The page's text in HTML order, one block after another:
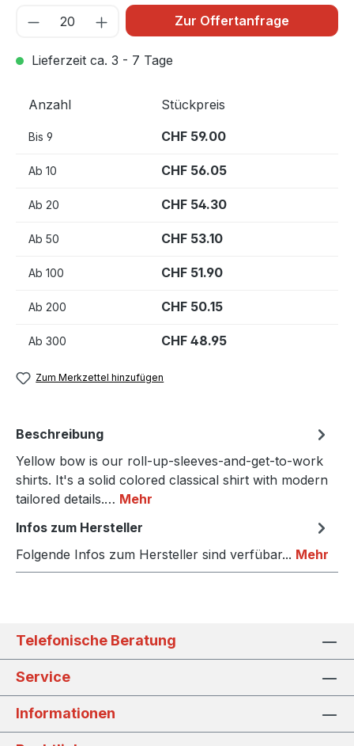
Zur Offertanfrage
Lieferzeit ca. 3 - 7 Tage
Anzahl Stückpreis
Bis 9 CHF 59.00
Ab 10 CHF 56.05
Ab 20 CHF 54.30
Ab 50 CHF 53.10
Ab 100 CHF 51.90
Ab 200 CHF 50.15
Ab 300 CHF 48.95
Zum Merkzettel hinzufügen
Beschreibung
Yellow bow is our roll-up-sleeves-and-get-to-work
shirts. It's a solid colored classical shirt with modern
tailored details.… Mehr
Infos zum Hersteller
Folgende Infos zum Hersteller sind verfübar... Mehr
Telefonische Beratung
Service
Informationen